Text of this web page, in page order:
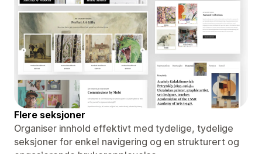
Flere seksjoner
Organiser innhold effektivt med tydelige, tydelige
seksjoner for enkel navigering og en strukturert og